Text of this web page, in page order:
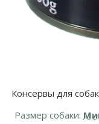
Консервы для
Размер собаки: